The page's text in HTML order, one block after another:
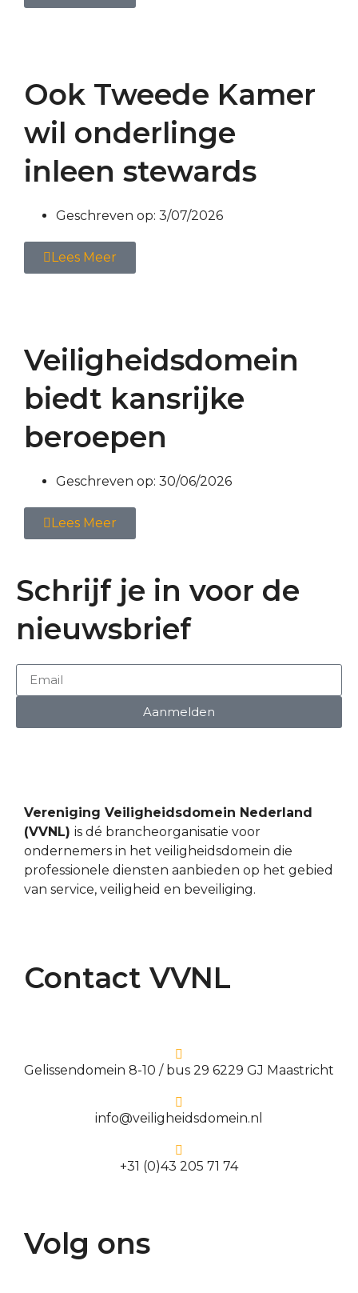
Ook Tweede Kamer
wil onderlinge
inleen stewards
Geschreven op: 3/07/2026
Lees Meer
Veiligheidsdomein
biedt kansrijke
beroepen
Geschreven op: 30/06/2026
Lees Meer
Schrijf je in voor de
nieuwsbrief
Aanmelden
Vereniging Veiligheidsdomein Nederland
(VVNL) is dé brancheorganisatie voor
ondernemers in het veiligheidsdomein die
professionele diensten aanbieden op het gebied
van service, veiligheid en beveiliging.
Contact VVNL
Gelissendomein 8-10 / bus 29 6229 GJ Maastricht
info@veiligheidsdomein.nl
+31 (0)43 205 71 74
Volg ons